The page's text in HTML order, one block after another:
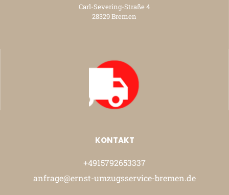
Carl-Severing-Straße 4
28329 Bremen
KONTAKT
+4915792653337
anfrage@ernst-umzugsservice-bremen.de